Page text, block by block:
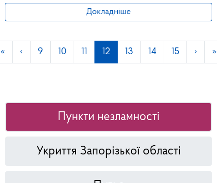
Докладніше
« ‹ 9 10 11 12 13 14 15 › »
Пункти незламності
Укриття Запорізької області